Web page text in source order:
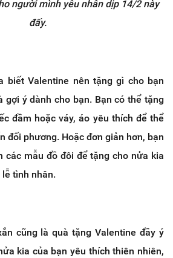
người mình yêu nhân dịp 14/2 này
đấy.
biết Valentine nên tặng gì cho bạn
gợi ý dành cho bạn. Bạn có thể tặng
đầm hoặc váy, áo yêu thích để thể
đối phương. Hoặc đơn giản hơn, bạn
các mẫu đồ đôi để tặng cho nửa kia
tình nhân.
cũng là quà tặng Valentine đầy ý
kia của bạn yêu thích thiên nhiên,